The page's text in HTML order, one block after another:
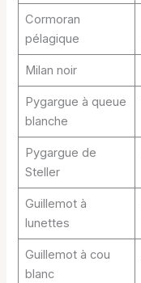
Cormoran
pélagique
Milan noir
Pygargue à queue
blanche
Pygargue de
Steller
Guillemot à
lunettes
Guillemot à cou
blanc